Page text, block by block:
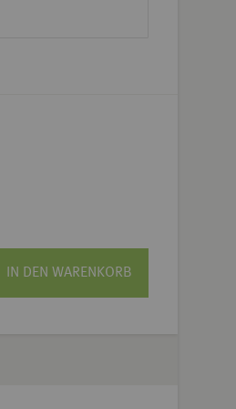
IN DEN WARENKORB